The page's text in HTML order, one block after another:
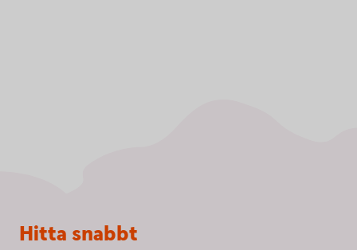
Sidfot
Hitta snabbt